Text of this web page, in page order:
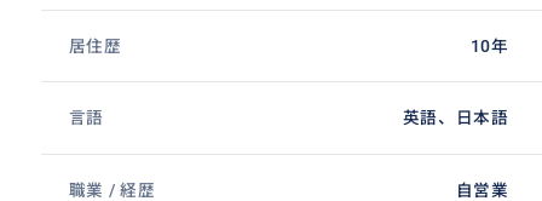
居住歴 10年
言語 英語、日本語
職業 / 経歴 自営業